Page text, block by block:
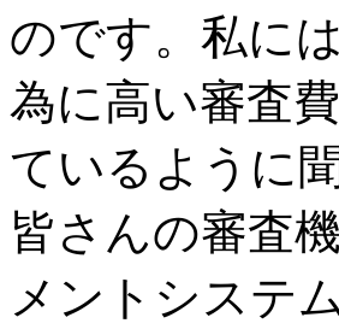
のです。私に
為に高い審査
ているように
皆さんの審査
メントシステ